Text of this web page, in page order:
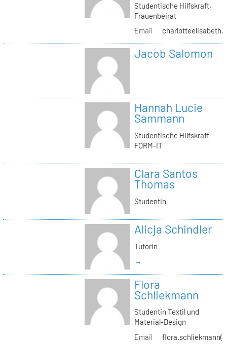
Studentische Hilfskraft,
Frauenbeirat
Email
Jacob Salomon
Hannah Lucie
Sammann
Studentische Hilfskraft
FORM-IT
Clara Santos
Thomas
Studentin
Alicja Schindler
Tutorin
→
Flora
Schliekmann
Studentin Textil und
Material-Design
Email